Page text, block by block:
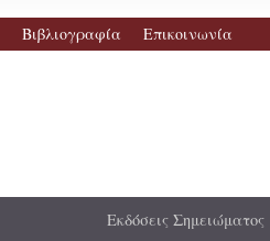
Βιβλιογραφία Επικοινωνία
Εκδόσεις Σημειώματος